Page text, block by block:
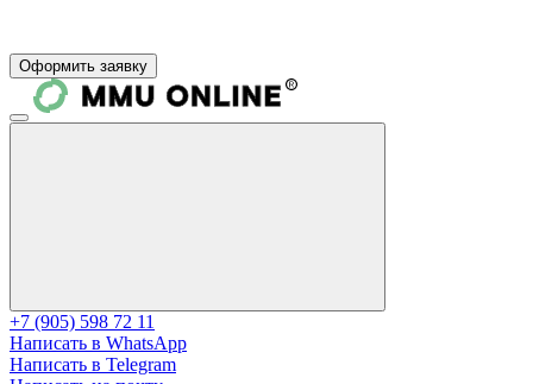
Оформить заявку
+7 (905) 598 72 11
Написать в WhatsApp
Написать в Telegram